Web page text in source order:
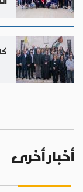
أخبار أخرى